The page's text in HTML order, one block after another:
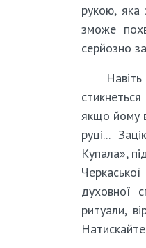
рукою, яка
зможе
серйозно
якщо йому
руці...
Купала»,
духовної
ритуали,